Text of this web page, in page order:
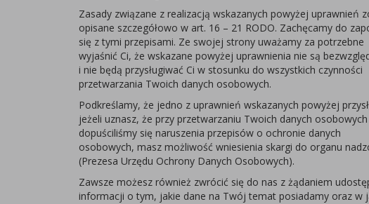
Zasady związane z realizacją wskazanych powyżej uprawnień
opisane szczegółowo w art. 16 – 21 RODO. Zachęcamy do
się z tymi przepisami. Ze swojej strony uważamy za potrzebne
wyjaśnić Ci, że wskazane powyżej uprawnienia nie są
i nie będą przysługiwać Ci w stosunku do wszystkich czynności
przetwarzania Twoich danych osobowych.
Podkreślamy, że jedno z uprawnień wskazanych powyżej
jeżeli uznasz, że przy przetwarzaniu Twoich danych osobowych
dopuściliśmy się naruszenia przepisów o ochronie danych
osobowych, masz możliwość wniesienia skargi do organu
(Prezesa Urzędu Ochrony Danych Osobowych).
Zawsze możesz również zwrócić się do nas z żądaniem
informacji o tym, jakie dane na Twój temat posiadamy oraz w